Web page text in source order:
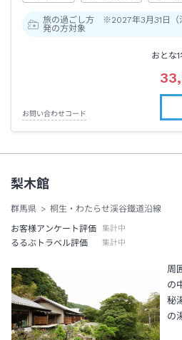
旅の過ごし方 ※2027年3月31日（
発の方対象
おとな
お問い合わせコード
梨木館
群馬県
桐生・わたらせ渓谷鐵道沿線
お客様アンケート評価
集計中
るるぶトラベル評価 集計中
周
の
秘
の